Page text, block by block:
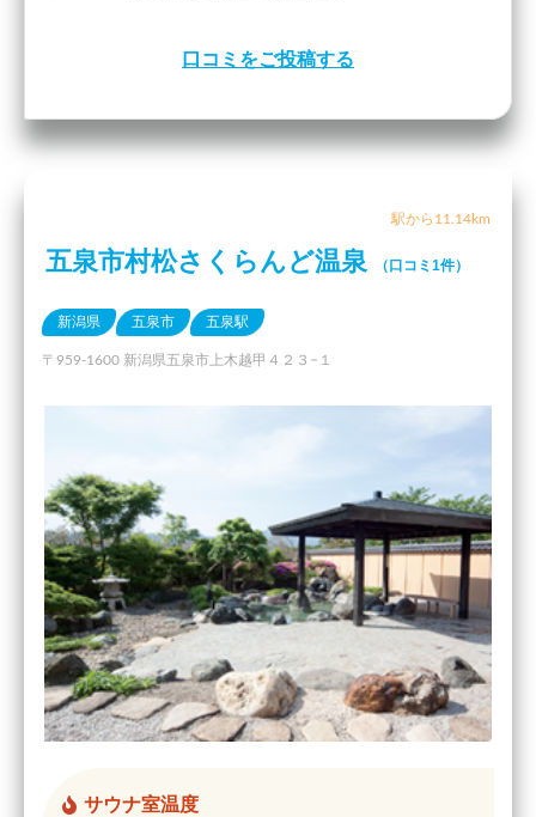
口コミをご投稿する
駅から11.14km
五泉市村松さくらんど温泉 （口コミ1件）
新潟県 五泉市 五泉駅
〒959-1600 新潟県五泉市上木越甲４２３−１
サウナ室温度